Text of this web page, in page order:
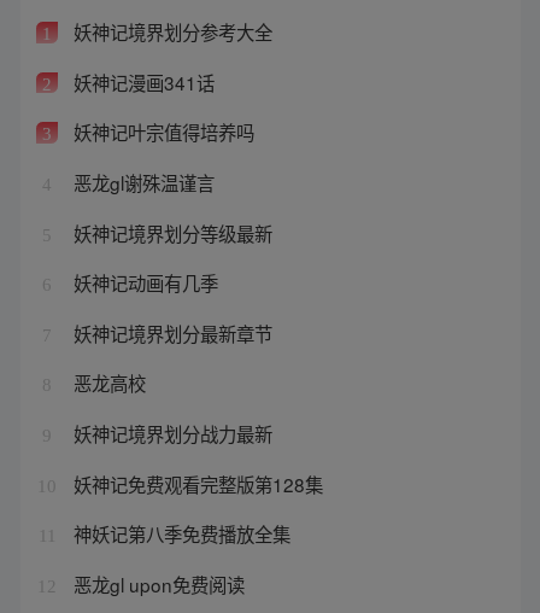
1 妖神记境界划分参考大全
2 妖神记漫画341话
3 妖神记叶宗值得培养吗
4 恶龙gl谢殊温谨言
5 妖神记境界划分等级最新
6 妖神记动画有几季
7 妖神记境界划分最新章节
8 恶龙高校
9 妖神记境界划分战力最新
10 妖神记免费观看完整版第128集
神妖记第八季免费播放全集
12 恶龙gl upon免费阅读